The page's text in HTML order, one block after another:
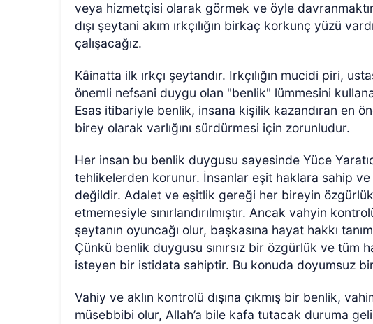
veya hizmetçisi olarak görmek ve öyle
dışı şeytani akım ırkçılığın birkaç korkunç yüzü
çalışacağız.
Kâinatta ilk ırkçı şeytandır. Irkçılığın mucidi piri,
önemli nefsani duygu olan "benlik" lümmesini
Esas itibariyle benlik, insana kişilik kazandıran en
birey olarak varlığını sürdürmesi için zorunludur.
Her insan bu benlik duygusu sayesinde Yüce
tehlikelerden korunur. İnsanlar eşit haklara sahip ve
değildir. Adalet ve eşitlik gereği her bireyin
etmemesiyle sınırlandırılmıştır. Ancak vahyin kontrolü
şeytanın oyuncağı olur, başkasına hayat hakkı
Çünkü benlik duygusu sınırsız bir özgürlük ve tüm
isteyen bir istidata sahiptir. Bu konuda doyumsuz
Vahiy ve aklın kontrolü dışına çıkmış bir benlik,
müsebbibi olur, Allah’a bile kafa tutacak duruma